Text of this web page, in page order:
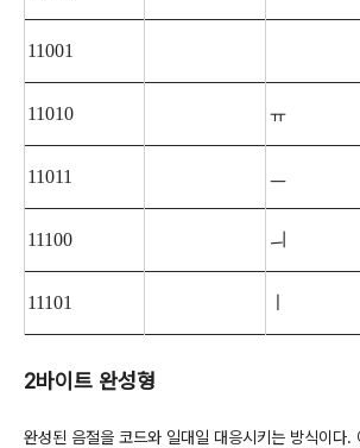
11001
11010 ㅠ
11011 ㅡ
11100 ㅢ
11101
2바이트 완성형
완성된 음절을 코드와 일대일 대응시키는 방식이